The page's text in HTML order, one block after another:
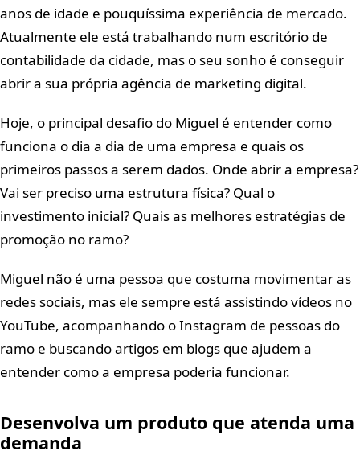
anos de idade e pouquíssima experiência de mercado.
Atualmente ele está trabalhando num escritório de
contabilidade da cidade, mas o seu sonho é conseguir
abrir a sua própria agência de marketing digital.
Hoje, o principal desafio do Miguel é entender como
funciona o dia a dia de uma empresa e quais os
primeiros passos a serem dados. Onde abrir a empresa?
Vai ser preciso uma estrutura física? Qual o
investimento inicial? Quais as melhores estratégias de
promoção no ramo?
Miguel não é uma pessoa que costuma movimentar as
redes sociais, mas ele sempre está assistindo vídeos no
YouTube, acompanhando o Instagram de pessoas do
ramo e buscando artigos em blogs que ajudem a
entender como a empresa poderia funcionar.
Desenvolva um produto que atenda uma
demanda